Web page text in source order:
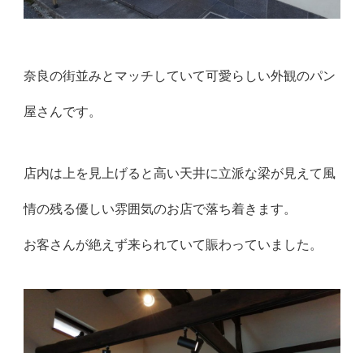
奈良の街並みとマッチしていて可愛らしい外観のパン
屋さんです。
店内は上を見上げると高い天井に立派な梁が見えて風
情の残る優しい雰囲気のお店で落ち着きます。
お客さんが絶えず来られていて賑わっていました。